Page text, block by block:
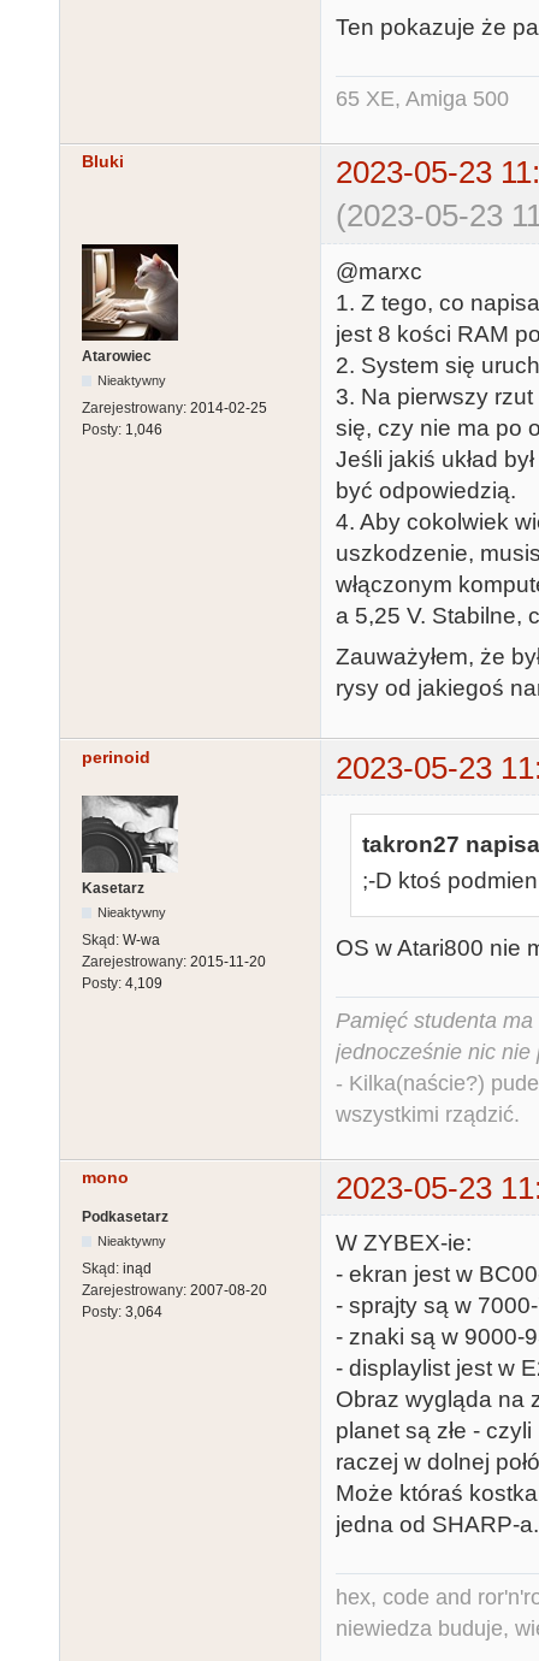
Ten pokazuje że
65 XE, Amiga 500
Bluki
2023-05-23
(2023-05-23
Atarowiec
Nieaktywny
Zarejestrowany: 2014-02-25
Posty: 1,046
@marxc
1. Z tego, co
jest 8 kości RAM
2. System się
3. Na pierwszy
się, czy nie ma po
Jeśli jakiś układ
być odpowiedzią.
4. Aby cokolwiek
uszkodzenie,
włączonym
a 5,25 V. Stabilne,
Zauważyłem, że
rysy od jakiegoś
perinoid 2023-05-23
Kasetarz
Nieaktywny
Skąd: W-wa
Zarejestrowany: 2015-11-20
Posty: 4,109
takron27
;-D ktoś
OS w Atari800 nie
Pamięć studenta
jednocześnie nic nie
- Kilka(naście?)
wszystkimi rządzić.
mono 2023-05-23
Podkasetarz
Nieaktywny
Skąd: inąd
Zarejestrowany: 2007-08-20
Posty: 3,064
W ZYBEX-ie:
- ekran jest w
- sprajty są w
- znaki są w 9000-
- displaylist jest w
Obraz wygląda na
planet są złe -
raczej w dolnej
Może któraś
jedna od SHARP-a.
hex, code and
niewiedza buduje,